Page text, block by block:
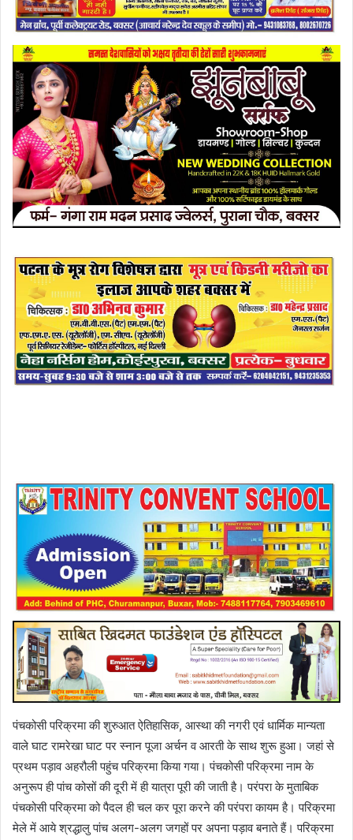
पंचकोसी परिक्रमा की शुरुआत ऐतिहासिक, आस्था की नगरी एवं धार्मिक मान्यता
वाले घाट रामरेखा घाट पर स्नान पूजा अर्चन व आरती के साथ शुरू हुआ। जहां से
प्रथम पड़ाव अहरौली पहुंच परिक्रमा किया गया। पंचकोसी परिक्रमा नाम के
अनुरूप ही पांच कोसों की दूरी में ही यात्रा पूरी की जाती है। परंपरा के मुताबिक
पंचकोसी परिक्रमा को पैदल ही चल कर पूरा करने की परंपरा कायम है। परिक्रमा
मेले में आये श्रद्धालु पांच अलग-अलग जगहों पर अपना पड़ाव बनाते हैं। परिक्रमा